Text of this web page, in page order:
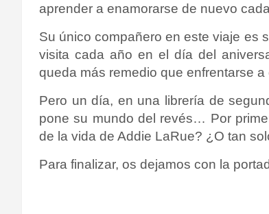
aprender a enamorarse de nuevo
Su único compañero en este viaje es
visita cada año en el día del
queda más remedio que enfrentarse
Pero un día, en una librería de
pone su mundo del revés… Por
de la vida de Addie LaRue? ¿O tan
Para finalizar, os dejamos con la